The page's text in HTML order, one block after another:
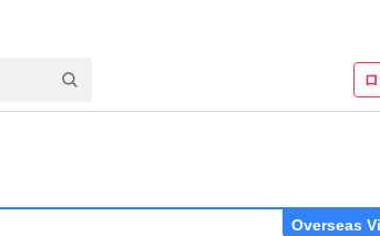
Overseas